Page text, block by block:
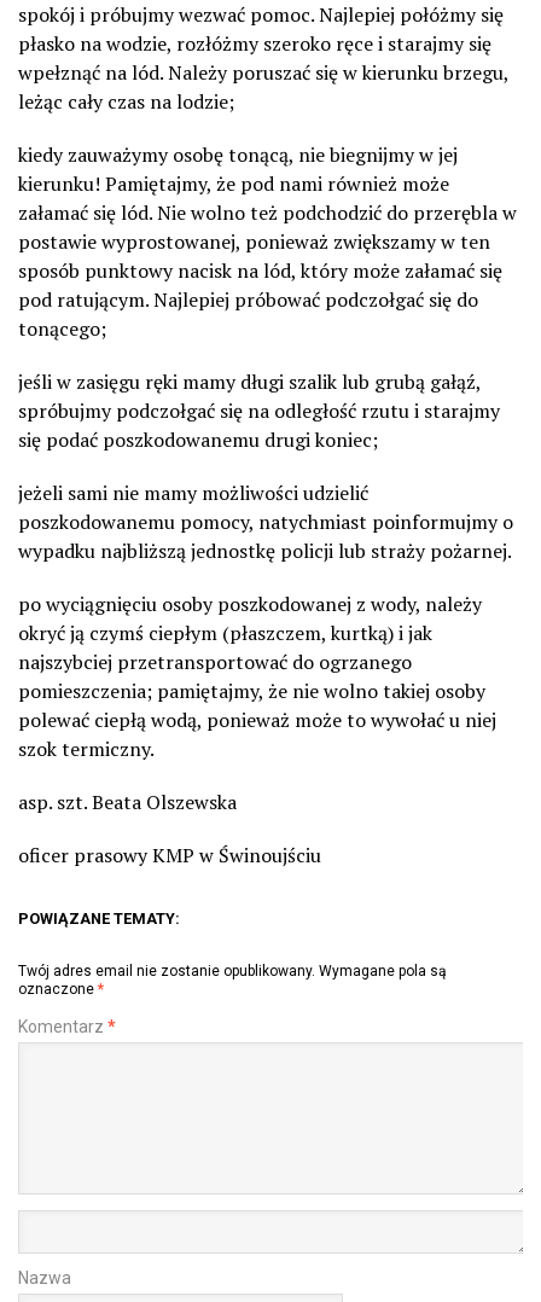
spokój i próbujmy wezwać pomoc. Najlepiej połóżmy się
płasko na wodzie, rozłóżmy szeroko ręce i starajmy się
wpełznąć na lód. Należy poruszać się w kierunku brzegu,
leżąc cały czas na lodzie;
kiedy zauważymy osobę tonącą, nie biegnijmy w jej
kierunku! Pamiętajmy, że pod nami również może
załamać się lód. Nie wolno też podchodzić do przerębla w
postawie wyprostowanej, ponieważ zwiększamy w ten
sposób punktowy nacisk na lód, który może załamać się
pod ratującym. Najlepiej próbować podczołgać się do
tonącego;
jeśli w zasięgu ręki mamy długi szalik lub grubą gałąź,
spróbujmy podczołgać się na odległość rzutu i starajmy
się podać poszkodowanemu drugi koniec;
jeżeli sami nie mamy możliwości udzielić
poszkodowanemu pomocy, natychmiast poinformujmy o
wypadku najbliższą jednostkę policji lub straży pożarnej.
po wyciągnięciu osoby poszkodowanej z wody, należy
okryć ją czymś ciepłym (płaszczem, kurtką) i jak
najszybciej przetransportować do ogrzanego
pomieszczenia; pamiętajmy, że nie wolno takiej osoby
polewać ciepłą wodą, ponieważ może to wywołać u niej
szok termiczny.
asp. szt. Beata Olszewska
oficer prasowy KMP w Świnoujściu
POWIĄZANE TEMATY:
Twój adres email nie zostanie opublikowany. Wymagane pola są
oznaczone *
Komentarz *
Nazwa